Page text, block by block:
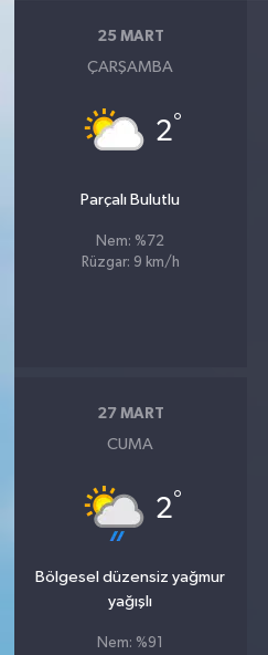
25 MART
ÇARŞAMBA
2°
Parçalı Bulutlu
Nem: %72
Rüzgar: 9 km/h
27 MART
CUMA
2°
Bölgesel düzensiz yağmur
yağışlı
Nem: %91